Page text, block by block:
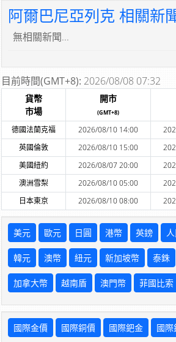
阿爾巴尼亞列克 相關新
無相關新聞...
目前時間(GMT+8): 2026/08/08 07:32
貨幣
市場
開市
(GMT+8)
德國法蘭克福 2026/08/10 14:00
英國倫敦
2026/08/10 15:00
美國紐約
2026/08/07 20:00
澳洲雪梨
2026/08/10 05:00
日本東京
2026/08/10 08:00
美元 歐元 日圓 港幣 英鎊
韓元 澳幣 紐元 新加坡幣 泰銖
加拿大幣 越南盾 澳門幣 菲國比索
國際金價 國際銅價 國際鈀金 國際